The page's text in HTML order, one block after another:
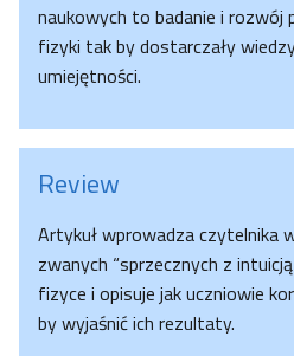
naukowych to badanie i rozwój
fizyki tak by dostarczały
umiejętności.
Review
Artykuł wprowadza czytelnika
zwanych “sprzecznych z
fizyce i opisuje jak uczniowie
by wyjaśnić ich rezultaty.